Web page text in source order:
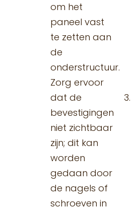
om het
paneel vast
te zetten aan
de
onderstructuur.
Zorg ervoor
dat de
bevestigingen
niet zichtbaar
zijn; dit kan
worden
gedaan door
de nagels of
schroeven in